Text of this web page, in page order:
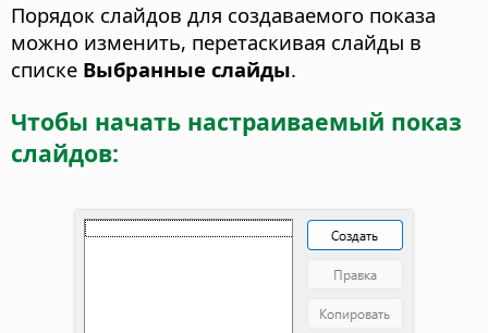
Порядок слайдов для создаваемого показа
можно изменить, перетаскивая слайды в
списке Выбранные слайды.
Чтобы начать настраиваемый показ
слайдов: